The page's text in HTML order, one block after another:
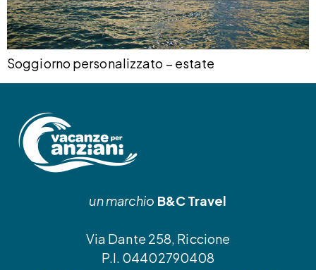
Soggiorno personalizzato – estate
un marchio B&C Travel
Via Dante 258, Riccione
P.I. 04402790408